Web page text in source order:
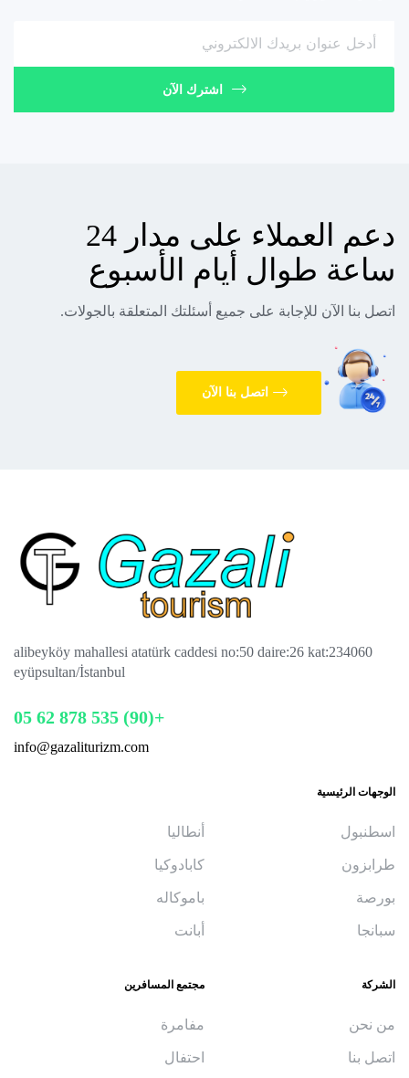
اشترك الآن
دعم العملاء على مدار 24
ساعة طوال أيام الأسبوع
اتصل بنا الآن للإجابة على جميع أسئلتك المتعلقة بالجولات.
اتصل بنا الآن
alibeyköy mahallesi atatürk caddesi no:50 daire:26 kat:234060
eyüpsultan/İstanbul
+(90) 535 878 62 05
info@gazaliturizm.com
الوجهات الرئيسية
اسطنبول
طرابزون
بورصة
سبانجا
أنطاليا
كابادوكيا
باموكاله
أبانت
الشركة
من نحن
اتصل بنا
مجتمع المسافرين
مفامرة
احتفال